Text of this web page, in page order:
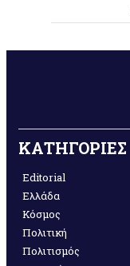
ΚΑΤΗΓΟΡΙΕΣ
Editorial
Ελλάδα
Κόσμος
Πολιτική
Πολιτισμός